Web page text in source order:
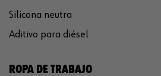
Silicona neutra
Aditivo para diésel
ROPA DE TRABAJO